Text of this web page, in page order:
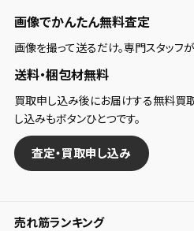
新着通知
新着通知を「する」にすると、
が入荷した際に、メール及び
「お知らせ」で通知します。
保存された検索条件は変更で
条件を変更したい場合は、
これまで保存した検索条件は
索条件一覧」で確認できます。
画像でかんたん無料査定
画像を撮って送るだけ。専門スタッフ
送料・梱包材無料
買取申し込み後にお届けする無料買
し込みもボタンひとつです。
査定・買取申し込み
売れ筋ランキング